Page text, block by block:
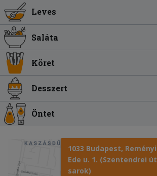
Leves
Saláta
Köret
Desszert
Öntet
1033 Budapest, Reményi
Ede u. 1. (Szentendrei út
sarok)